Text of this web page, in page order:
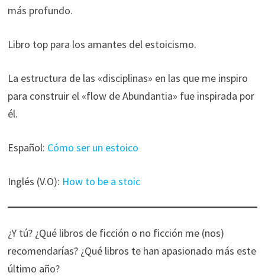
más profundo.
Libro top para los amantes del estoicismo.
La estructura de las «disciplinas» en las que me inspiro
para construir el «flow de Abundantia» fue inspirada por
él.
Español: Cómo ser un estoico
Inglés (V.O): How to be a stoic
¿Y tú? ¿Qué libros de ficción o no ficción me (nos)
recomendarías? ¿Qué libros te han apasionado más este
último año?